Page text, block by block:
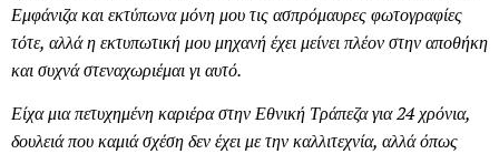
Εμφάνιζα και εκτύπωνα μόνη μου τις ασπρόμαυρες φωτογραφίες
τότε, αλλά η εκτυπωτική μου μηχανή έχει μείνει πλέον στην αποθήκη
και συχνά στεναχωριέμαι γι αυτό.
Είχα μια πετυχημένη καριέρα στην Εθνική Τράπεζα για 24 χρόνια,
δουλειά που καμιά σχέση δεν έχει με την καλλιτεχνία, αλλά όπως